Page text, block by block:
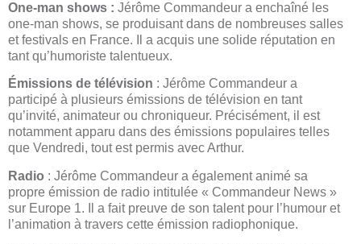
One-man shows : Jérôme Commandeur a enchaîné les
one-man shows, se produisant dans de nombreuses salles
et festivals en France. Il a acquis une solide réputation en
tant qu’humoriste talentueux.
Émissions de télévision : Jérôme Commandeur a
participé à plusieurs émissions de télévision en tant
qu’invité, animateur ou chroniqueur. Précisément, il est
notamment apparu dans des émissions populaires telles
que Vendredi, tout est permis avec Arthur.
Radio : Jérôme Commandeur a également animé sa
propre émission de radio intitulée « Commandeur News »
sur Europe 1. Il a fait preuve de son talent pour l’humour et
l’animation à travers cette émission radiophonique.